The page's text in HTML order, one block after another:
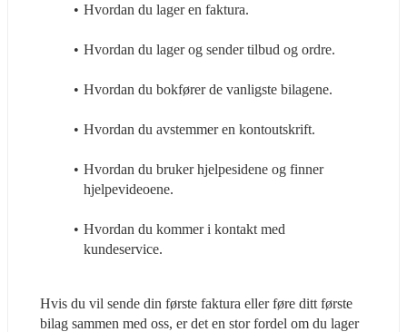
Hvordan du lager en faktura.
Hvordan du lager og sender tilbud og ordre.
Hvordan du bokfører de vanligste bilagene.
Hvordan du avstemmer en kontoutskrift.
Hvordan du bruker hjelpesidene og finner
hjelpevideoene.
Hvordan du kommer i kontakt med
kundeservice.
Hvis du vil sende din første faktura eller føre ditt første
bilag sammen med oss, er det en stor fordel om du lager